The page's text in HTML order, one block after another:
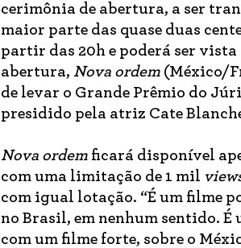
cerimônia de abertura, a ser
maior parte das quase duas
partir das 20h e poderá ser vista
abertura, Nova ordem (México/
de levar o Grande Prêmio do
presidido pela atriz Cate
Nova ordem ficará disponível
com uma limitação de 1 mil
com igual lotação. “É um filme
no Brasil, em nenhum sentido. É
com um filme forte, sobre o